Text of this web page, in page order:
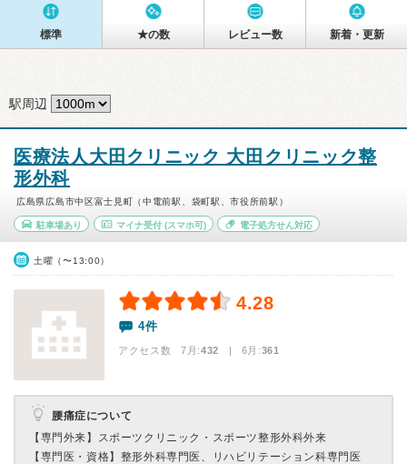
標準 ★の数 レビュー数 新着・更新
駅周辺
医療法人大田クリニック 大田クリニック整
形外科
広島県広島市中区富士見町（中電前駅、袋町駅、市役所前駅）
駐車場あり マイナ受付(スマホ可) 電子処方せん対応
土曜（〜13:00）
4.28
4件
アクセス数 7月:432 | 6月:361
腰痛症について
【専門外来】 スポーツクリニック・スポーツ整形外科外来
【専門医・資格】 整形外科専門医、リハビリテーション科専門医